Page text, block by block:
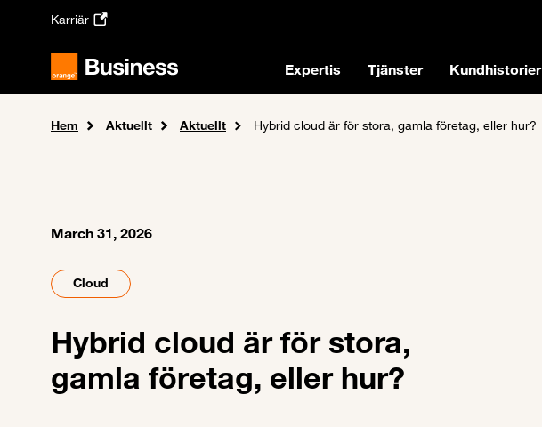
Skip to main content
Karriär
Expertis Tjänster Kundhistorier
Hem Aktuellt Aktuellt Hybrid cloud är för stora, gamla företag, eller hur?
March 31, 2026
Cloud
Hybrid cloud är för stora,
gamla företag, eller hur?